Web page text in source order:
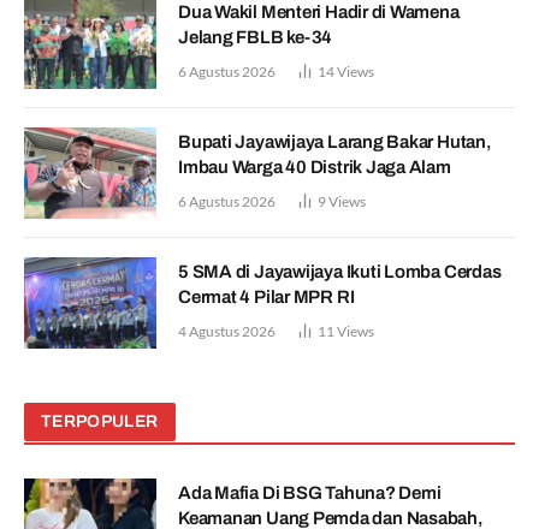
Dua Wakil Menteri Hadir di Wamena
Jelang FBLB ke-34
6 Agustus 2026 14Views
Bupati Jayawijaya Larang Bakar Hutan,
Imbau Warga 40 Distrik Jaga Alam
6 Agustus 2026 9Views
5 SMA di Jayawijaya Ikuti Lomba Cerdas
Cermat 4 Pilar MPR RI
4 Agustus 2026 11 Views
TERPOPULER
Ada Mafia Di BSG Tahuna? Demi
Keamanan Uang Pemda dan Nasabah,